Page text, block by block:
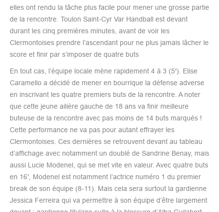
elles ont rendu la tâche plus facile pour mener une grosse partie
de la rencontre. Toulon Saint-Cyr Var Handball est devant
durant les cinq premières minutes, avant de voir les
Clermontoises prendre l’ascendant pour ne plus jamais lâcher le
score et finir par s’imposer de quatre buts
En tout cas, l’équipe locale mène rapidement 4 à 3 (5′). Elise
Caramello a décidé de mener en bourrique la défense adverse
en inscrivant les quatre premiers buts de la rencontre. A noter
que cette jeune ailière gauche de 18 ans va finir meilleure
buteuse de la rencontre avec pas moins de 14 buts marqués !
Cette performance ne va pas pour autant effrayer les
Clermontoises. Ces dernières se retrouvent devant au tableau
d’affichage avec notamment un doublé de Sandrine Benay, mais
aussi Lucie Modenel, qui se met vite en valeur. Avec quatre buts
en 16′, Modenel est notamment l’actrice numéro 1 du premier
break de son équipe (8-11). Mais cela sera surtout la gardienne
Jessica Ferreira qui va permettre à son équipe d’être largement